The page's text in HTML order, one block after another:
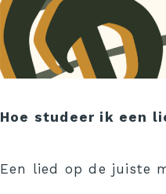
Hoe studeer ik een
Een lied op de juiste